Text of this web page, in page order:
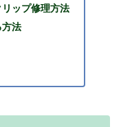
ップ修理方法
方法